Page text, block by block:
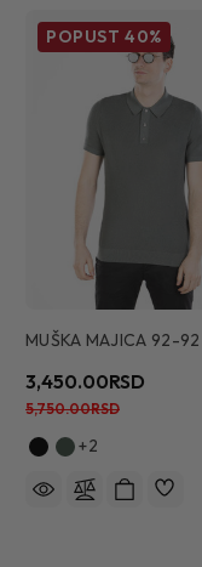
POPUST40%
MUŠKA MAJICA 92-92
3,450.00RSD
5,750.00RSD
+2